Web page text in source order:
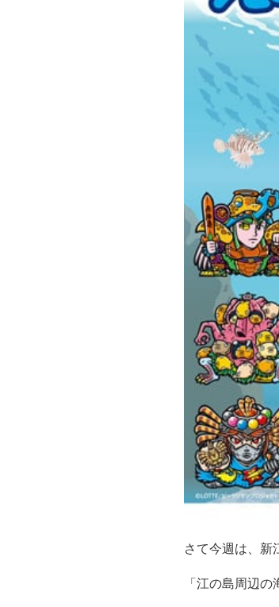
さて今週は、
「江の島周辺